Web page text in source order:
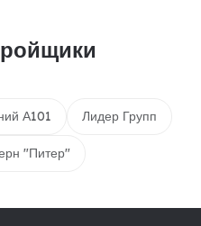
А101 Лидер Групп
"Питер"